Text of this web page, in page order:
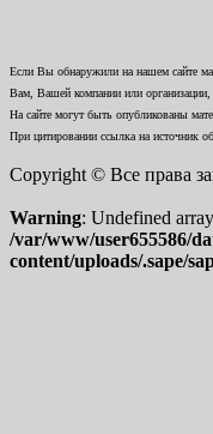
Если Вы обнаружили на нашем сайте
Вам, Вашей компании или
На сайте могут быть опубликованы
При цитировании ссылка на источник
Copyright © Все права
Warning: Undefined
/var/www/user655586/
content/uploads/.sape/